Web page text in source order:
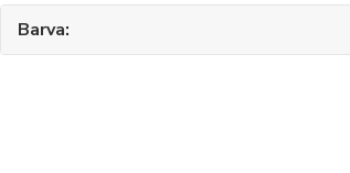
Barva